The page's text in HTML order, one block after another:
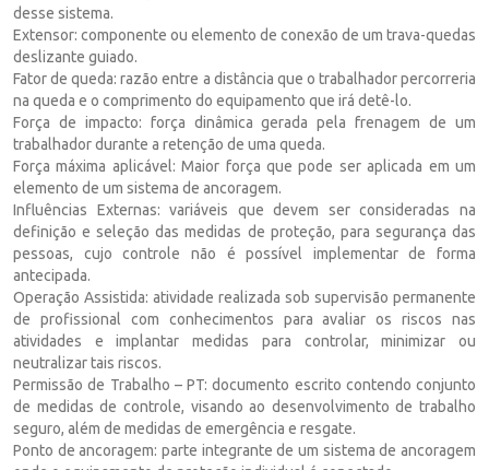
desse sistema.
Extensor: componente ou elemento de conexão de um trava-quedas
deslizante guiado.
Fator de queda: razão entre a distância que o trabalhador percorreria
na queda e o comprimento do equipamento que irá detê-lo.
Força de impacto: força dinâmica gerada pela frenagem de um
trabalhador durante a retenção de uma queda.
Força máxima aplicável: Maior força que pode ser aplicada em um
elemento de um sistema de ancoragem.
Influências Externas: variáveis que devem ser consideradas na
definição e seleção das medidas de proteção, para segurança das
pessoas, cujo controle não é possível implementar de forma
antecipada.
Operação Assistida: atividade realizada sob supervisão permanente
de profissional com conhecimentos para avaliar os riscos nas
atividades e implantar medidas para controlar, minimizar ou
neutralizar tais riscos.
Permissão de Trabalho – PT: documento escrito contendo conjunto
de medidas de controle, visando ao desenvolvimento de trabalho
seguro, além de medidas de emergência e resgate.
Ponto de ancoragem: parte integrante de um sistema de ancoragem